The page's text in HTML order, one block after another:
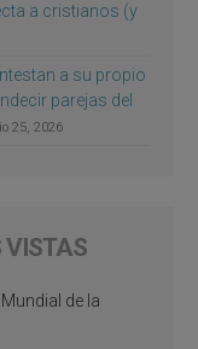
a cristianos (y
a su propio
parejas del
25, 2026
VISTAS
de la